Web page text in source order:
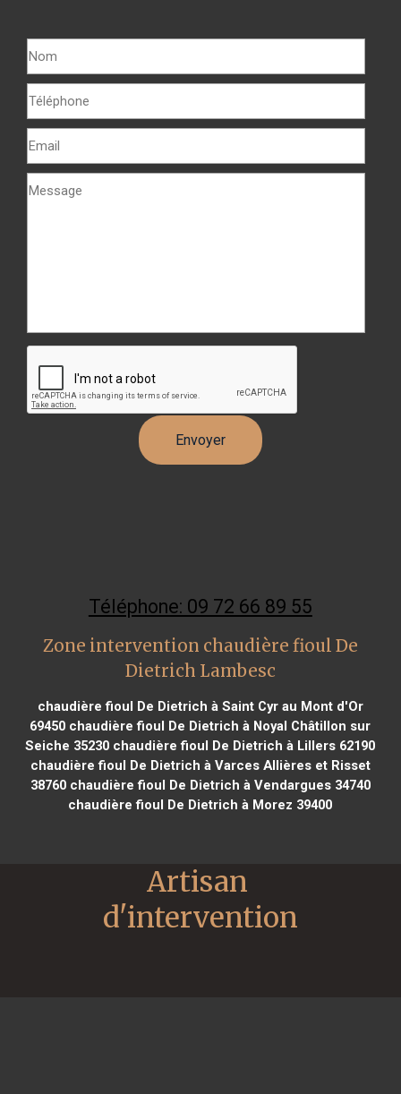
Téléphone: 09 72 66 89 55
Zone intervention chaudière fioul De
Dietrich Lambesc
chaudière fioul De Dietrich à Saint Cyr au Mont d'Or
69450 chaudière fioul De Dietrich à Noyal Châtillon sur
Seiche 35230 chaudière fioul De Dietrich à Lillers 62190
chaudière fioul De Dietrich à Varces Allières et Risset
38760chaudière fioul De Dietrich à Vendargues 34740
chaudière fioul De Dietrich à Morez 39400
Artisan
d'intervention